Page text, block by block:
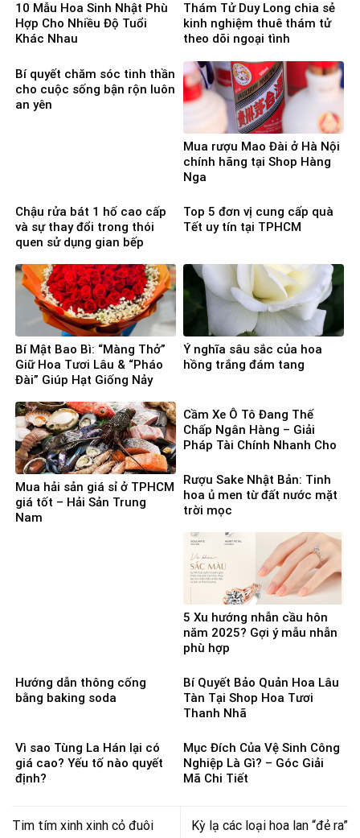
10 Mẫu Hoa Sinh Nhật Phù
Hợp Cho Nhiều Độ Tuổi
Khác Nhau
Thám Tử Duy Long chia sẻ
kinh nghiệm thuê thám tử
theo dõi ngoại tình
Bí quyết chăm sóc tinh thần
cho cuộc sống bận rộn luôn
an yên
Mua rượu Mao Đài ở Hà Nội
chính hãng tại Shop Hàng
Nga
Chậu rửa bát 1 hố cao cấp
và sự thay đổi trong thói
quen sử dụng gian bếp
Top 5 đơn vị cung cấp quà
Tết uy tín tại TPHCM
Bí Mật Bao Bì: “Màng Thở”
Giữ Hoa Tươi Lâu & “Pháo
Đài” Giúp Hạt Giống Nảy
Ý nghĩa sâu sắc của hoa
hồng trắng đám tang
Mua hải sản giá sỉ ở TPHCM
giá tốt – Hải Sản Trung
Nam
Cầm Xe Ô Tô Đang Thế
Chấp Ngân Hàng – Giải
Pháp Tài Chính Nhanh Cho
Rượu Sake Nhật Bản: Tinh
hoa ủ men từ đất nước mặt
trời mọc
5 Xu hướng nhẫn cầu hôn
năm 2025? Gợi ý mẫu nhẫn
phù hợp
Hướng dẫn thông cống
bằng baking soda
Bí Quyết Bảo Quản Hoa Lâu
Tàn Tại Shop Hoa Tươi
Thanh Nhã
Vì sao Tùng La Hán lại có
giá cao? Yếu tố nào quyết
định?
Mục Đích Của Vệ Sinh Công
Nghiệp Là Gì? – Góc Giải
Mã Chi Tiết
Tim tím xinh xinh cỏ đuôi Kỳ lạ các loại hoa lan “đẻ ra”